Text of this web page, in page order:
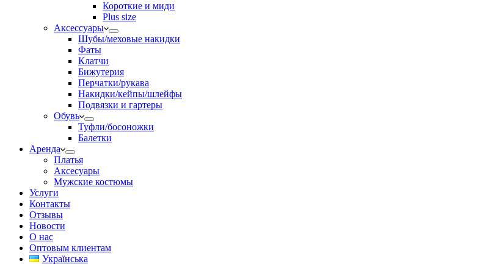
Короткие и миди
Plus size
Аксессуары
Шубы/меховые накидки
Фаты
Клатчи
Бижутерия
Перчатки/рукава
Накидки/кейпы/шлейфы
Подвязки и гартеры
Обувь
Туфли/босоножки
Балетки
Аренда
Платья
Аксесуары
Мужские костюмы
Услуги
Контакты
Отзывы
Новости
О нас
Оптовым клиентам
Українська